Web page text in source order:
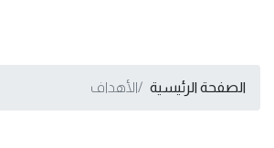
الصفحة الرئيسية الأهداف